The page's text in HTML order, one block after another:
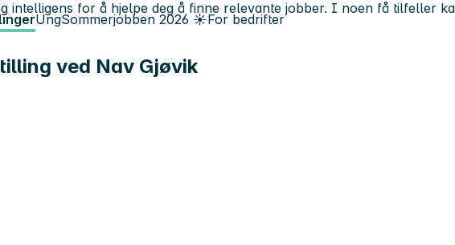
UngSommerjobben 2026 ☀️For bedrifter
ved Nav Gjøvik
intelligens for å hjelpe deg å finne relevante jobber. I noen få tilfeller